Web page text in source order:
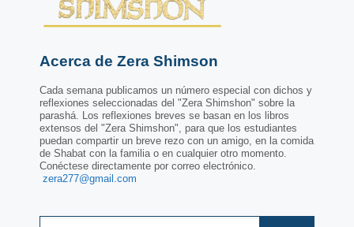
Acerca de Zera Shimson
Cada semana publicamos un número especial con dichos y
reflexiones seleccionadas del "Zera Shimshon" sobre la
parashá. Los reflexiones breves se basan en los libros
extensos del "Zera Shimshon", para que los estudiantes
puedan compartir un breve rezo con un amigo, en la comida
de Shabat con la familia o en cualquier otro momento.
Conéctese directamente por correo electrónico.
zera277@gmail.com